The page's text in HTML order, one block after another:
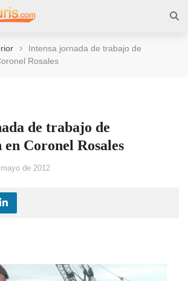
›
Intensa jornada de trabajo de
Rosales
de trabajo de
Coronel Rosales
de 2012